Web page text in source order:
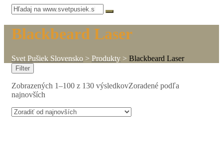
Blackbeard Laser
Svet Pušiek Slovensko > Produkty > Blackbeard Laser
Filter
Zobrazených 1–100 z 130 výsledkovZoradené podľa
najnovších